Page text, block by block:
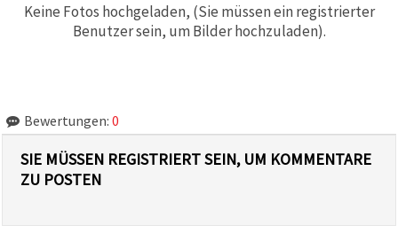
Keine Fotos hochgeladen, (Sie müssen ein registrierter
Benutzer sein, um Bilder hochzuladen).
Bewertungen: 0
SIE MÜSSEN REGISTRIERT SEIN, UM KOMMENTARE
ZU POSTEN